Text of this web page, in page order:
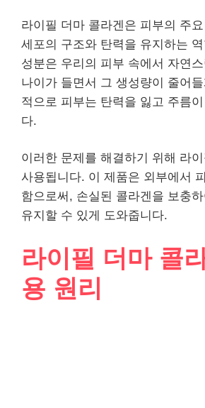
라이필 더마 콜라겐은 피부의 주
세포의 구조와 탄력을 유지하는
성분은 우리의 피부 속에서 자연
나이가 들면서 그 생성량이 줄어
적으로 피부는 탄력을 잃고 주름
다.
이러한 문제를 해결하기 위해 라
사용됩니다. 이 제품은 외부에서
함으로써, 손실된 콜라겐을 보충
유지할 수 있게 도와줍니다.
라이필 더마 콜
용 원리